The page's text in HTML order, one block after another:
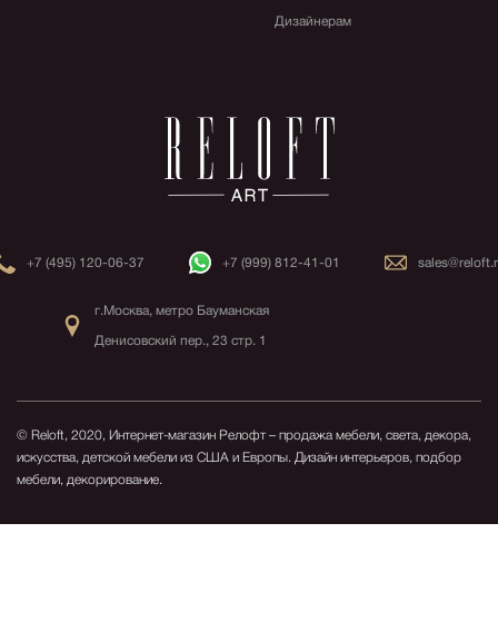
Дизайнерам
+7 (495) 120-06-37 +7 (999) 812-41-01
г.Москва, метро Бауманская
Денисовский пер., 23 стр. 1
© Reloft, 2020, Интернет-магазин Релофт – продажа мебели, света, декора,
искусства, детской мебели из США и Европы. Дизайн интерьеров, подбор
мебели, декорирование.